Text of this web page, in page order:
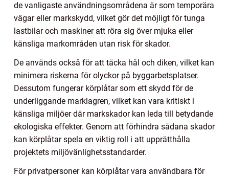
de vanligaste användningsområdena är som temporära
vägar eller markskydd, vilket gör det möjligt för tunga
lastbilar och maskiner att röra sig över mjuka eller
känsliga markområden utan risk för skador.
De används också för att täcka hål och diken, vilket kan
minimera riskerna för olyckor på byggarbetsplatser.
Dessutom fungerar körplåtar som ett skydd för de
underliggande marklagren, vilket kan vara kritiskt i
känsliga miljöer där markskador kan leda till betydande
ekologiska effekter. Genom att förhindra sådana skador
kan körplåtar spela en viktig roll i att upprätthålla
projektets miljövänlighetsstandarder.
För privatpersoner kan körplåtar vara användbara för